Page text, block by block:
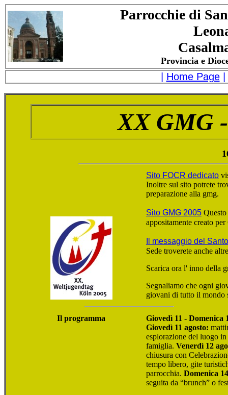
Parrocchie di
Provincia e
Home Page|
XX GMG
Sito FOCR dedicato
Inoltre sul sito potrete
preparazione alla gmg.
Sito GMG 2005
appositamente creato
Il messaggio del
Sede troverete anche
Scarica ora l' inno della
Segnaliamo che ogni
giovani di tutto il mondo
Il programma
Giovedì 11 - Domenica
Giovedì 11 agosto:
esplorazione del luogo
famiglia. Venerdì 12
chiusura con
tempo libero, gite
parrocchia. Domenica
seguita da “brunch” o